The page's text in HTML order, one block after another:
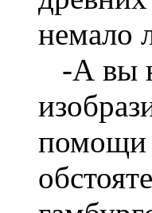
немало
-А вы
помощи